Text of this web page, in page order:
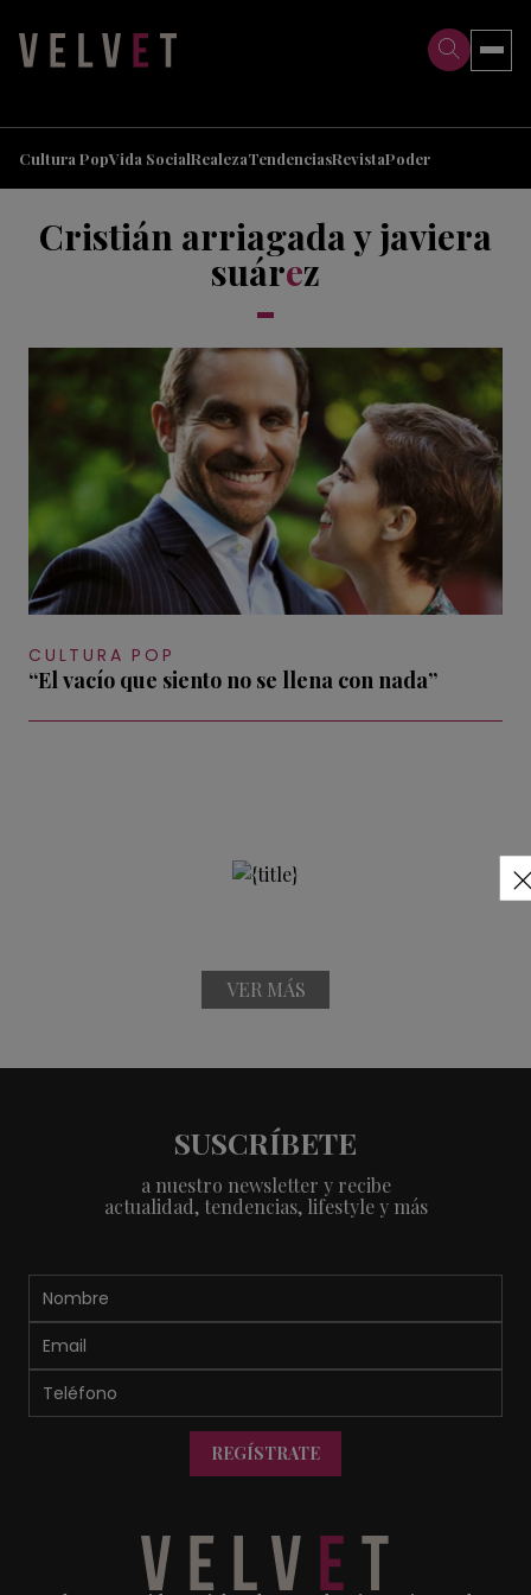
Cultura PopVida SocialRealezaTendenciasRevistaPoder
Cristián arriagada y javiera
suárez
CULTURA POP
“El vacío que siento no se llena con nada”
VER MÁS
SUSCRÍBETE
a nuestro newsletter y recibe
actualidad, tendencias, lifestyle y más
REGÍSTRATE